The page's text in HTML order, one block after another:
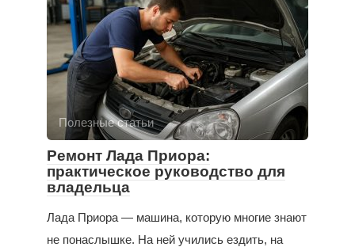
Полезные статьи
Ремонт Лада Приора:
практическое руководство для
владельца
Лада Приора — машина, которую многие знают
не понаслышке. На ней учились ездить, на